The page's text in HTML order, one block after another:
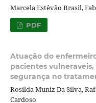
Marcela Estêvão Brasil,
PDF
Atuação do
pacientes
segurança no
Rosilda Muniz Da Silva,
Cardoso